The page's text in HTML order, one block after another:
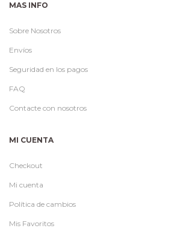
MAS INFO
Sobre Nosotros
Envíos
Seguridad en los pagos
FAQ
Contacte con nosotros
MI CUENTA
Checkout
Mi cuenta
Política de cambios
Mis Favoritos